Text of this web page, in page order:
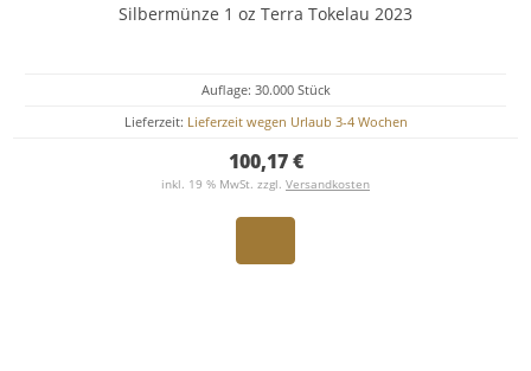
Silbermünze 1 oz Terra Tokelau 2023
Auflage: 30.000 Stück
Lieferzeit: Lieferzeit wegen Urlaub 3-4 Wochen
100,17 €
inkl. 19 % MwSt. zzgl. Versandkosten